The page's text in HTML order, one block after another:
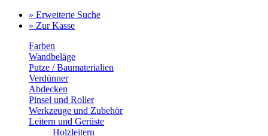
» Erweiterte Suche
» Zur Kasse
Farben
Wandbeläge
Putze / Baumaterialien
Verdünner
Abdecken
Pinsel und Roller
Werkzeuge und Zubehör
Leitern und Gerüste
Holzleitern